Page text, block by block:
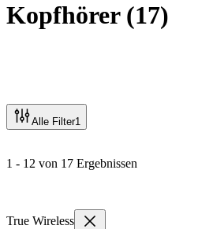
Kopfhörer(17)
Alle Filter1
1 - 12 von 17 Ergebnissen
True Wireless